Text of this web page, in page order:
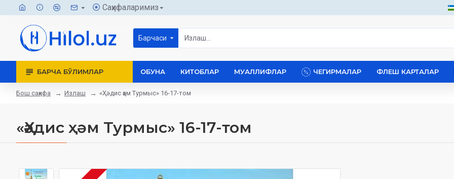
Саҳифаларимиз
Барчаси
БАРЧА БЎЛИМЛАР ОБУНА КИТОБЛАР МУАЛЛИФЛАР ЧЕГИРМАЛАР ФЛЕШ КАРТАЛАР
Бош саҳифа Излаш «Ҳәдис ҳәм Турмыс» 16-17-том
«Ҳәдис ҳәм Турмыс» 16-17-том